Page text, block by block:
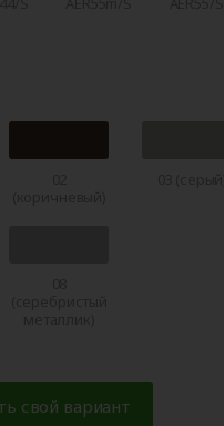
свой вариант